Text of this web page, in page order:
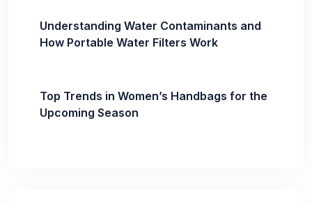
Understanding Water Contaminants and
How Portable Water Filters Work
Top Trends in Women’s Handbags for the
Upcoming Season